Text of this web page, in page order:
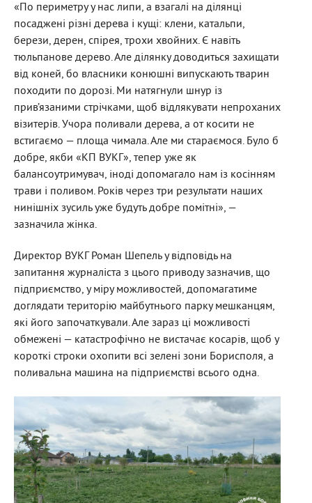
«По периметру у нас липи, а взагалі на ділянці
посаджені різні дерева і кущі: клени, катальпи,
берези, дерен, спірея, трохи хвойних. Є навіть
тюльпанове дерево. Але ділянку доводиться захищати
від коней, бо власники конюшні випускають тварин
походити по дорозі. Ми натягнули шнур із
прив’язаними стрічками, щоб відлякувати непроханих
візитерів. Учора поливали дерева, а от косити не
встигаємо — площа чимала. Але ми стараємося. Було б
добре, якби «КП ВУКГ», тепер уже як
балансоутримувач, іноді допомагало нам із косінням
трави і поливом. Років через три результати наших
нинішніх зусиль уже будуть добре помітні», —
зазначила жінка.
Директор ВУКГ Роман Шепель у відповідь на
запитання журналіста з цього приводу зазначив, що
підприємство, у міру можливостей, допомагатиме
доглядати територію майбутнього парку мешканцям,
які його започаткували. Але зараз ці можливості
обмежені — катастрофічно не вистачає косарів, щоб у
короткі строки охопити всі зелені зони Борисполя, а
поливальна машина на підприємстві всього одна.